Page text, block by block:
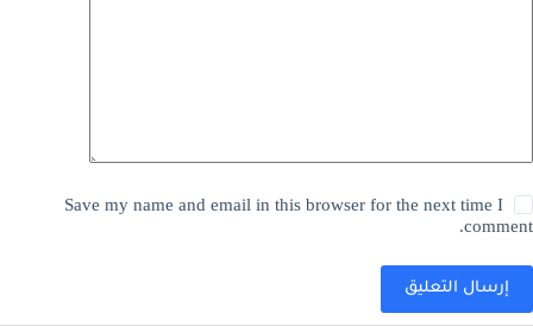
Save my name and email in this browser for the next time I
comment.
إرسال التعليق